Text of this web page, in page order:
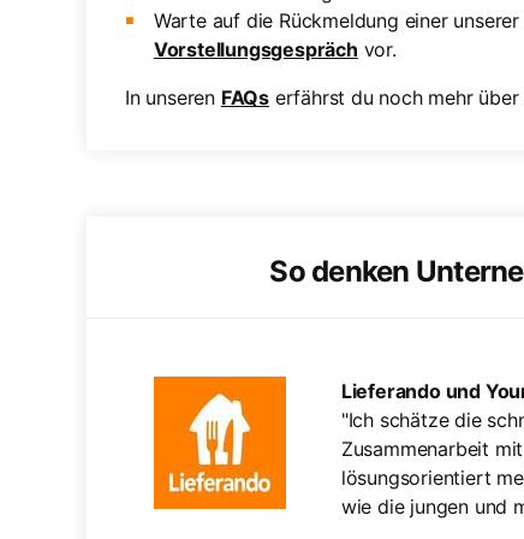
Warte auf die Rückmeldung einer
Vorstellungsgespräch vor.
In unseren FAQs erfährst du noch mehr
So denken
Lieferando und
"Ich schätze die
Zusammenarbeit
lösungsorientiert
wie die jungen und